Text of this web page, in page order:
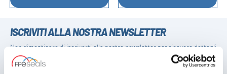
ISCRIVITI ALLA NOSTRA NEWSLETTER
Non dimenticare di iscriverti alla nostra newsletter per ricevere dettagli
sulle ultime offerte speciali e nuovi prodotti.